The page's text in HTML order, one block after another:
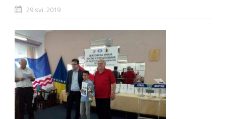
29 svi. 2019